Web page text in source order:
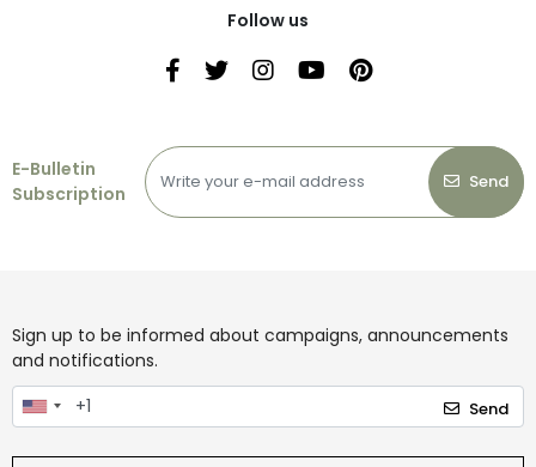
Follow us
E-Bulletin
Subscription
Send
Sign up to be informed about campaigns, announcements
and notifications.
Send